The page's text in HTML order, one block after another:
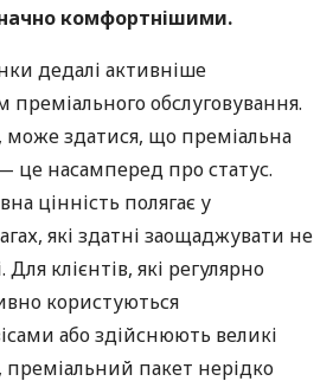
комфортнішими.
дедалі активніше
обслуговування.
здатися, що преміальна
це насамперед про статус.
цінність полягає у
які здатні заощаджувати не
клієнтів, які регулярно
користуються
або здійснюють великі
преміальний пакет нерідко